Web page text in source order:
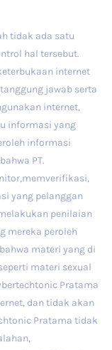
tidak ada satu
hal tersebut.
internet
jawab serta
internet,
informasi yang
informasi
PT.
yang pelanggan
penilaian
mereka peroleh
materi yang di
materi sexual
Pratama
dan tidak akan
Pratama tidak